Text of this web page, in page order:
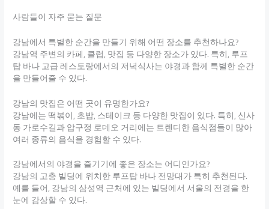
사람들이 자주 묻는 질문
강남에서 특별한 순간을 만들기 위해 어떤 장소를 추천하나요?
강남역 주변의 카페, 클럽, 맛집 등 다양한 장소가 있다. 특히, 루프
탑 바나 고급 레스토랑에서의 저녁식사는 야경과 함께 특별한 순간
을 만들어줄 수 있다.
강남의 맛집은 어떤 곳이 유명한가요?
강남에는 떡볶이, 초밥, 스테이크 등 다양한 맛집이 있다. 특히, 신사
동 가로수길과 압구정 로데오 거리에는 트렌디한 음식점들이 많아
여러 종류의 음식을 경험할 수 있다.
강남에서의 야경을 즐기기에 좋은 장소는 어디인가요?
강남의 고층 빌딩에 위치한 루프탑 바나 전망대가 특히 추천된다.
예를 들어, 강남의 삼성역 근처에 있는 빌딩에서 서울의 전경을 한
눈에 감상할 수 있다.